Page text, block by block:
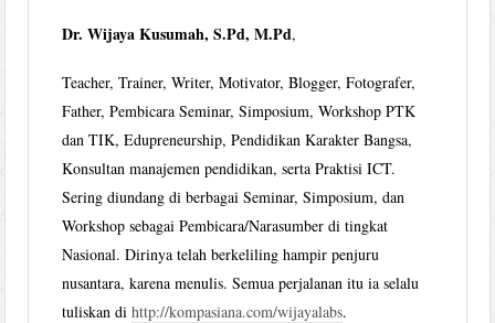
Dr. Wijaya Kusumah, S.Pd, M.Pd,
Teacher, Trainer, Writer, Motivator, Blogger, Fotografer,
Father, Pembicara Seminar, Simposium, Workshop PTK
dan TIK, Edupreneurship, Pendidikan Karakter Bangsa,
Konsultan manajemen pendidikan, serta Praktisi ICT.
Sering diundang di berbagai Seminar, Simposium, dan
Workshop sebagai Pembicara/Narasumber di tingkat
Nasional. Dirinya telah berkeliling hampir penjuru
nusantara, karena menulis. Semua perjalanan itu ia selalu
tuliskan dihttp://kompasiana.com/wijayalabs.